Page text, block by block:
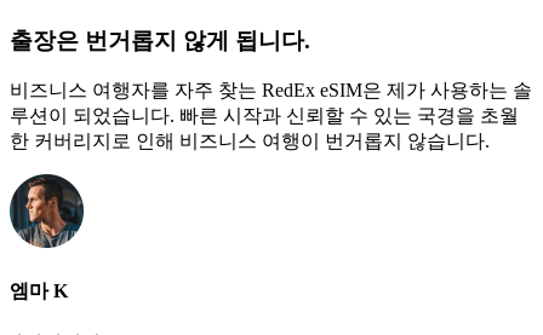
출장은 번거롭지 않게 됩니다.
비즈니스 여행자를 자주 찾는 RedEx eSIM은 제가 사용하는 솔
루션이 되었습니다. 빠른 시작과 신뢰할 수 있는 국경을 초월
한 커버리지로 인해 비즈니스 여행이 번거롭지 않습니다.
엠마 K